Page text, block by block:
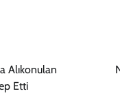
Alıkonulan
Etti